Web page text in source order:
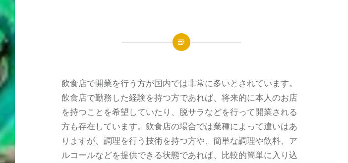
飲食店で開業を行う方が国内では非常に多いとされています。
飲食店で勤務した経験を持つ方であれば、将来的に本人のお店
を持つことを希望していたり、脱サラなどを行って開業される
方も存在しています。飲食店の場合では業種によって違いはあ
りますが、調理を行う技術を持つ方や、簡単な調理や飲料、ア
ルコールなどを提供できる状態であれば、比較的簡単に入り込